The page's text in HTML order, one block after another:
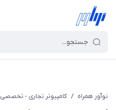
نوآور همراه / کامپیوتر تجاری - تخصصی